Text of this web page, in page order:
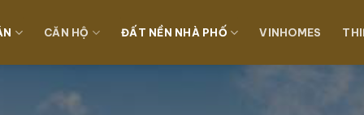
CĂN HỘ ĐẤT NỀN NHÀ PHỐ VINHOMES